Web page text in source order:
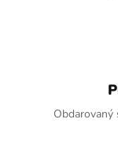
Obdarovaný